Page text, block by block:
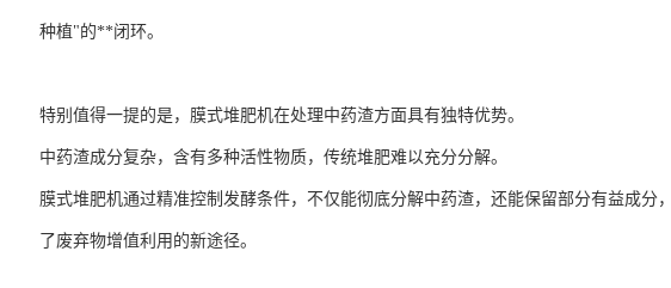
种植"的**闭环。
特别值得一提的是，膜式堆肥机在处理中药渣方面具有独特优势。
中药渣成分复杂，含有多种活性物质，传统堆肥难以充分分解。
膜式堆肥机通过精准控制发酵条件，不仅能彻底分解中药渣，还能保留部分有益成分
了废弃物增值利用的新途径。